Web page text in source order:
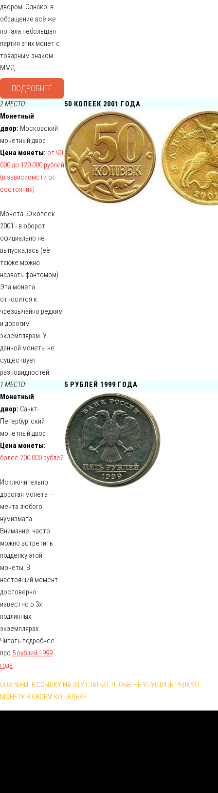
двором. Однако, в
обращение всё же
попала небольшая
партия этих монет с
товарным знаком
ММД
ПОДРОБНЕЕ
2 МЕСТО:
50 КОПЕЕК 2001 ГОДА
Монетный
двор: Московский
монетный двор
Цена монеты: от 90
000 до 120 000 рублей
(в зависиомсти от
состояния)
Монета 50 копеек
2001 - в оборот
официально не
выпускалась (её
также можно
назвать фантомом).
Эта монета
относится к
чрезвычайно редким
и дорогим
экземплярам. У
данной монеты не
существует
разновидностей.
1 МЕСТО:
5 РУБЛЕЙ 1999 ГОДА
Монетный
двор: Санкт-
Петербургский
монетный двор
Цена монеты:
более 200 000 рублей
Исключительно
дорогая монета –
мечта любого
нумизмата.
Внимание: часто
можно встретить
подделку этой
монеты. В
настоящий момент
достоверно
известно о 3х
подлинных
экземплярах.
Читать подробнее
про 5 рублей 1999
года
СОХРАНИТЕ ССЫЛКУ НА ЭТУ СТАТЬЮ, ЧТОБЫ НЕ УПУСТИТЬ РЕДКУЮ
МОНЕТУ В СВОЕМ КОШЕЛЬКЕ